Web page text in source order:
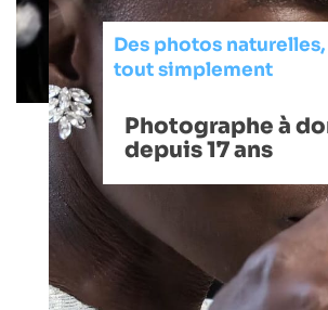
Des photos
tout simplement
Photographe à
depuis 17 ans